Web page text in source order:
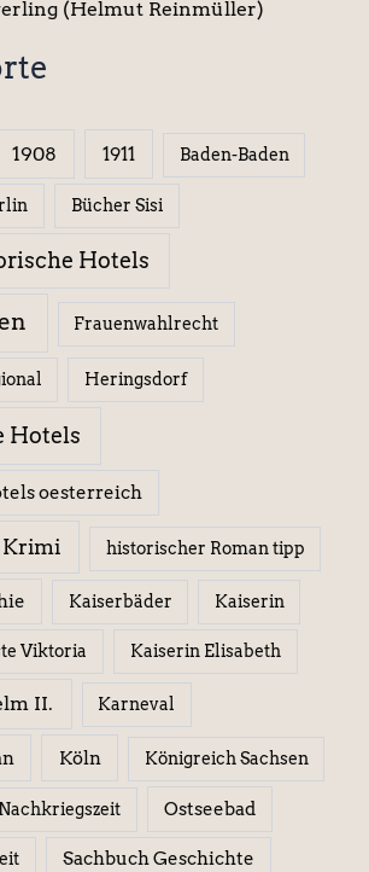
(Helmut Reinmüller)
1908 1911 Baden-Baden
Bücher Sisi
Hotels
Frauenwahlrecht
Heringsdorf
Hotels
oesterreich
Krimi historischer Roman tipp
Kaiserbäder Kaiserin
Viktoria Kaiserin Elisabeth
II. Karneval
Köln Königreich Sachsen
Nachkriegszeit Ostseebad
Sachbuch Geschichte